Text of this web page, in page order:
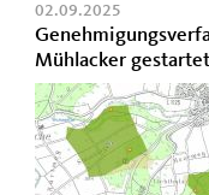
02.09.2025
Mühlacker gestartet